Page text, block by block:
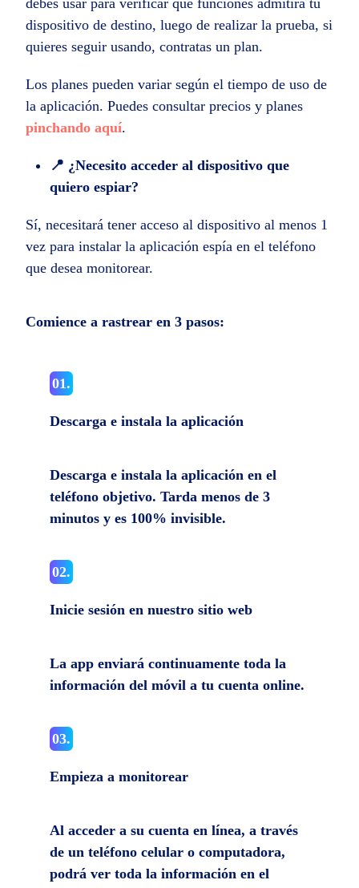
debes usar para verificar qué funciones admitirá tu
dispositivo de destino, luego de realizar la prueba, si
quieres seguir usando, contratas un plan.
Los planes pueden variar según el tiempo de uso de
la aplicación. Puedes consultar precios y planes
pinchando aquí.
📍 ¿Necesito acceder al dispositivo que
quiero espiar?
Sí, necesitará tener acceso al dispositivo al menos 1
vez para instalar la aplicación espía en el teléfono
que desea monitorear.
Comience a rastrear en 3 pasos:
01.
Descarga e instala la aplicación
Descarga e instala la aplicación en el
teléfono objetivo. Tarda menos de 3
minutos y es 100% invisible.
02.
Inicie sesión en nuestro sitio web
La app enviará continuamente toda la
información del móvil a tu cuenta online.
03.
Empieza a monitorear
Al acceder a su cuenta en línea, a través
de un teléfono celular o computadora,
podrá ver toda la información en el